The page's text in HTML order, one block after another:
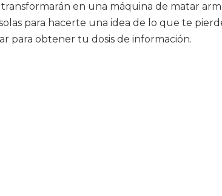
en una máquina de matar
para hacerte una idea de lo que te
para obtener tu dosis de información.